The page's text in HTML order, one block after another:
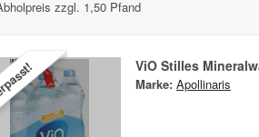
zzgl. 1,50 Pfand
ViO Stilles
Marke: Apollinaris